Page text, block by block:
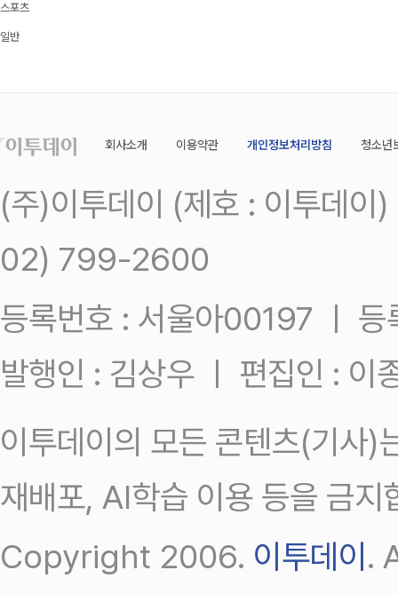
스포츠
일반
회사소개 이용약관 개인정보처리방침 청소년
(주)이투데이 (제호 : 이투데
02) 799-2600
등록번호 : 서울아00197 ㅣ
발행인 : 김상우 ㅣ 편집인 : 이
이투데이의 모든 콘텐츠(기사)
재배포, AI학습 이용 등을 금지
Copyright 2006. 이투데이.